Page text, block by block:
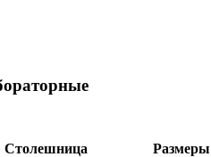
Столешница
Размеры